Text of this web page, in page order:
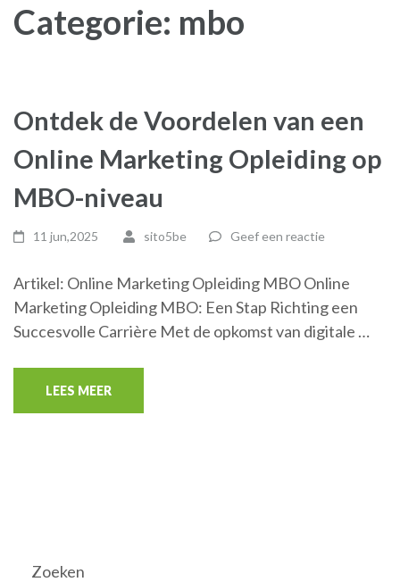
Categorie: mbo
Ontdek de Voordelen van een
Online Marketing Opleiding op
MBO-niveau
11 jun,2025 sito5be Geef een reactie
Artikel: Online Marketing Opleiding MBO Online
Marketing Opleiding MBO: Een Stap Richting een
Succesvolle Carrière Met de opkomst van digitale …
LEES MEER
Zoeken